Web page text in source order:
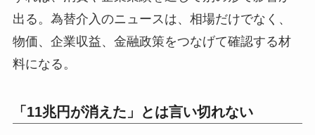
出る。為替介入のニュースは、相場だけでなく、
物価、企業収益、金融政策をつなげて確認する材
料になる。
「11兆円が消えた」とは言い切れない